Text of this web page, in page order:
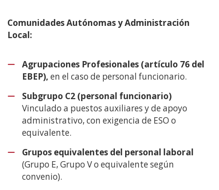
Comunidades Autónomas y Administración
Local:
Agrupaciones Profesionales (artículo 76 del
EBEP), en el caso de personal funcionario.
Subgrupo C2 (personal funcionario)
Vinculado a puestos auxiliares y de apoyo
administrativo, con exigencia de ESO o
equivalente.
Grupos equivalentes del personal laboral
(Grupo E, Grupo V o equivalente según
convenio).